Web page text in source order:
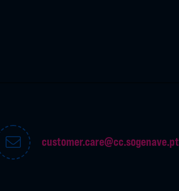
customer.care@cc.sogenave.pt